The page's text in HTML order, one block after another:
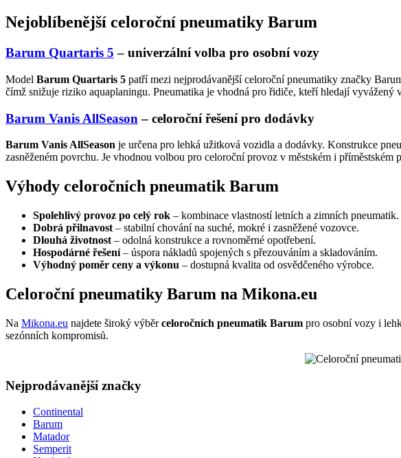
Nejoblíbenější celoroční pneumatiky Barum
Barum Quartaris 5 – univerzální volba pro osobní vozy
Model Barum Quartaris 5 patří mezi nejprodávanější celoroční pneumatiky značky
čímž snižuje riziko aquaplaningu. Pneumatika je vhodná pro řidiče, kteří hledají
Barum Vanis AllSeason – celoroční řešení pro dodávky
Barum Vanis AllSeason je určena pro lehká užitková vozidla a dodávky. Konstrukce
zasněženém povrchu. Je vhodnou volbou pro celoroční provoz v městském i příměstském
Výhody celoročních pneumatik Barum
Spolehlivý provoz po celý rok – kombinace vlastností letních a zimních pneumatik.
Dobrá přilnavost – stabilní chování na suché, mokré i zasněžené vozovce.
Dlouhá životnost – odolná konstrukce a rovnoměrné opotřebení.
Hospodárné řešení– úspora nákladů spojených s přezouváním a skladováním.
Výhodný poměr ceny a výkonu – dostupná kvalita od osvědčeného výrobce.
Celoroční pneumatiky Barum na Mikona.eu
Na Mikona.eu najdete široký výběrceloročních pneumatik Barum pro osobní vozy i
sezónních kompromisů.
Nejprodávanější značky
Continental
Barum
Matador
Semperit